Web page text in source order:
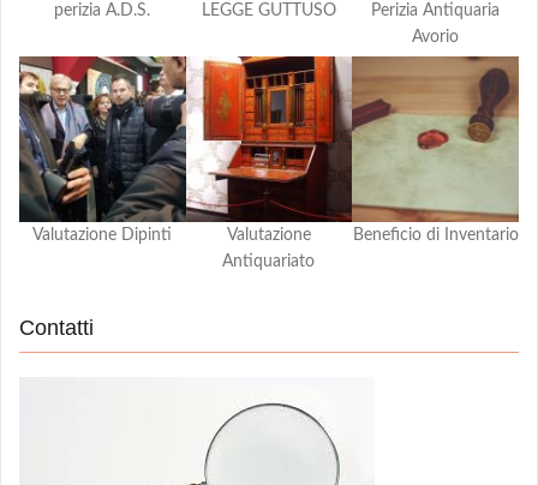
perizia A.D.S. LEGGE GUTTUSO
Perizia Antiquaria
Avorio
Valutazione Dipinti
Valutazione
Antiquariato
Beneficio di Inventario
Contatti